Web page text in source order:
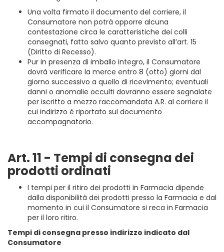
Una volta firmato il documento del corriere, il
Consumatore non potrà opporre alcuna
contestazione circa le caratteristiche dei colli
consegnati, fatto salvo quanto previsto all’art. 15
(Diritto di Recesso).
Pur in presenza di imballo integro, il Consumatore
dovrà verificare la merce entro 8 (otto) giorni dal
giorno successivo a quello di ricevimento; eventuali
danni o anomalie occulti dovranno essere segnalate
per iscritto a mezzo raccomandata A.R. al corriere il
cui indirizzo è riportato sul documento
accompagnatorio.
Art. 11 - Tempi di consegna dei
prodotti ordinati
I tempi per il ritiro dei prodotti in Farmacia dipende
dalla disponibilità dei prodotti presso la Farmacia e dal
momento in cui il Consumatore si reca in Farmacia
per il loro ritiro.
Tempi di consegna presso indirizzo indicato dal
Consumatore